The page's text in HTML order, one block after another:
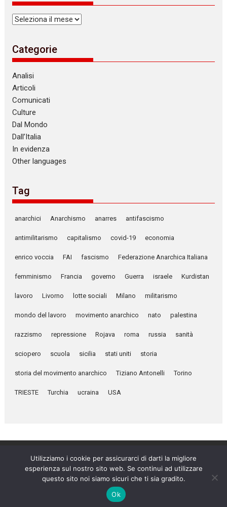
Archivi
Categorie
Analisi
Articoli
Comunicati
Culture
Dal Mondo
Dall’Italia
In evidenza
Other languages
Tag
anarchici Anarchismo anarres antifascismo
antimilitarismo capitalismo covid-19 economia
enrico voccia FAI fascismo Federazione Anarchica Italiana
femminismo Francia governo Guerra israele Kurdistan
lavoro Livorno lotte sociali Milano militarismo
mondo del lavoro movimento anarchico nato palestina
razzismo repressione Rojava roma russia sanità
sciopero scuola sicilia stati uniti storia
storia del movimento anarchico Tiziano Antonelli Torino
TRIESTE Turchia ucraina USA
Umanità Nova © 2026
Settimanale anarchico fondato nel 1920 da Errico Malatesta
Utilizziamo i cookie per assicurarci di darti la migliore
esperienza sul nostro sito web. Se continui ad utilizzare
questo sito noi siamo sicuri che ti sia gradito.
Ok